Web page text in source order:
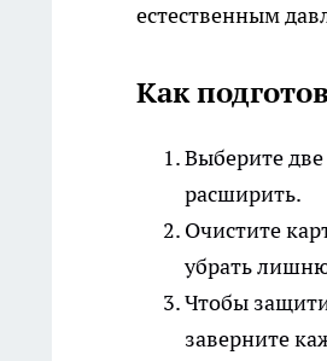
естественным
Как
Выберите
расширить.
Очистите
убрать
Чтобы
заверните